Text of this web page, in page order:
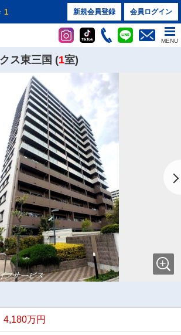
1 新規会員登録 会員ログイン
MENU
ス東三国 (1室)
4,180万円